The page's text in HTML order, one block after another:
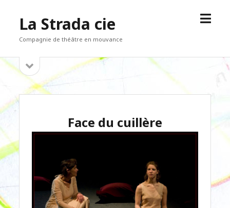
La Strada cie
Compagnie de théâtre en mouvance
open
Sidebar
sidebar
Face du cuillère